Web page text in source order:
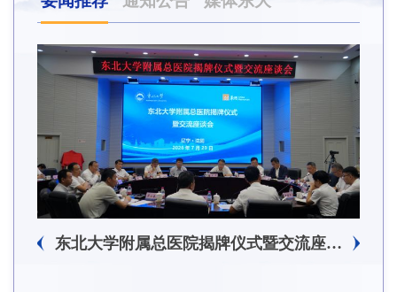
东北大学附属总医院揭牌仪式暨交流座谈会举行